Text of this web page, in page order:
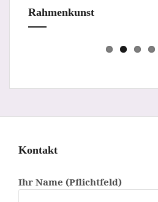
Rahmenkunst
Kontakt
Ihr Name (Pflichtfeld)